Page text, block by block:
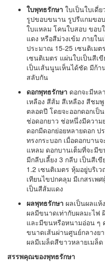
ใบพุทธรักษา ใบเป็นใบเดี่
รูปขอบขนาน รูปรีแกมขอ
ใบแหลม โคนใบสอบ ขอบ
แดง หรือสีม่วงเข้ม ภายใ
ประมาณ 15-25 เซนติเม
เซนติเมตร แผ่นใบเป็นสีเ
เป็นเส้นนูนเห็นได้ชัด มีก้
สลับกัน
ดอกพุทธรักษา ดอกจะมีหล
เหลือง สีส้ม สีเหลือง สีชม
ตลอดปี โดยจะออกดอกเ
ช่อดอกยาว ช่อหนึ่งมีควา
ดอกมีดอกย่อยหลายดอก
ทรงกระบอก เมื่อดอกบาน
แหลม ดอกบานเต็มที่จะมี
มีกลีบเลี้ยง 3 กลีบ เป็นสีเ
1.2 เซนติเมตร หุ้มอยู่บริเ
เทียนไขปกคลุม มีเกสรเ
เป็นสีส้มแดง
ผลพุทธรักษา ผลเป็นผลแห้
ผลมีขนาดเท่ากับผลมะไฟ
และมีขนหรือหนามอ่อน ๆ
ขนาดเส้นผ่านศูนย์กลางย
ผลมีเมล็ดสีขาวหลายเมล็
สรรพคุณของพุทธรักษา